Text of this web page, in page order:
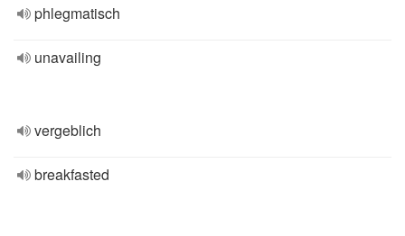
phlegmatisch
unavailing
vergeblich
breakfasted